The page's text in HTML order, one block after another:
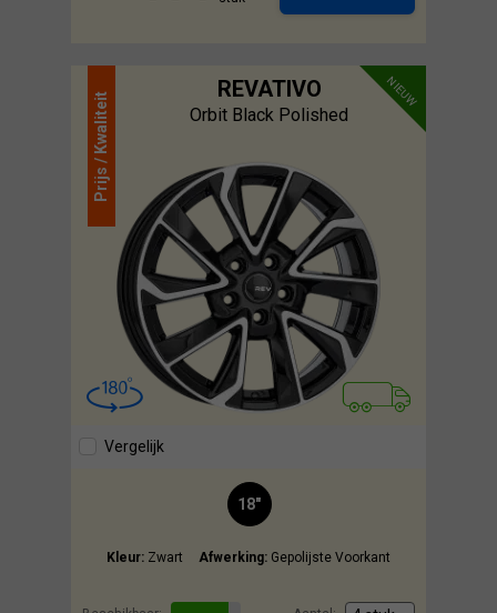
NIEUW
REVATIVO
Orbit Black Polished
Prijs /
Kwaliteit
Vergelijk
18"
Kleur: Zwart Afwerking: Gepolijste Voorkant